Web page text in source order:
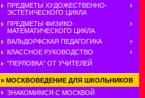
ПРЕДМЕТЫ ХУДОЖЕСТВЕННО-
ЭСТЕТИЧЕСКОГО ЦИКЛА
ПРЕДМЕТЫ ФИЗИКО-
МАТЕМАТИЧЕСКОГО ЦИКЛА
ВАЛЬДОРФСКАЯ ПЕДАГОГИКА
КЛАССНОЕ РУКОВОДСТВО
"ПЕРЛОВКА" ОТ УЧИТЕЛЕЙ
» МОСКВОВЕДЕНИЕ ДЛЯ ШКОЛЬНИКОВ
ЗНАКОМИМСЯ С МОСКВОЙ